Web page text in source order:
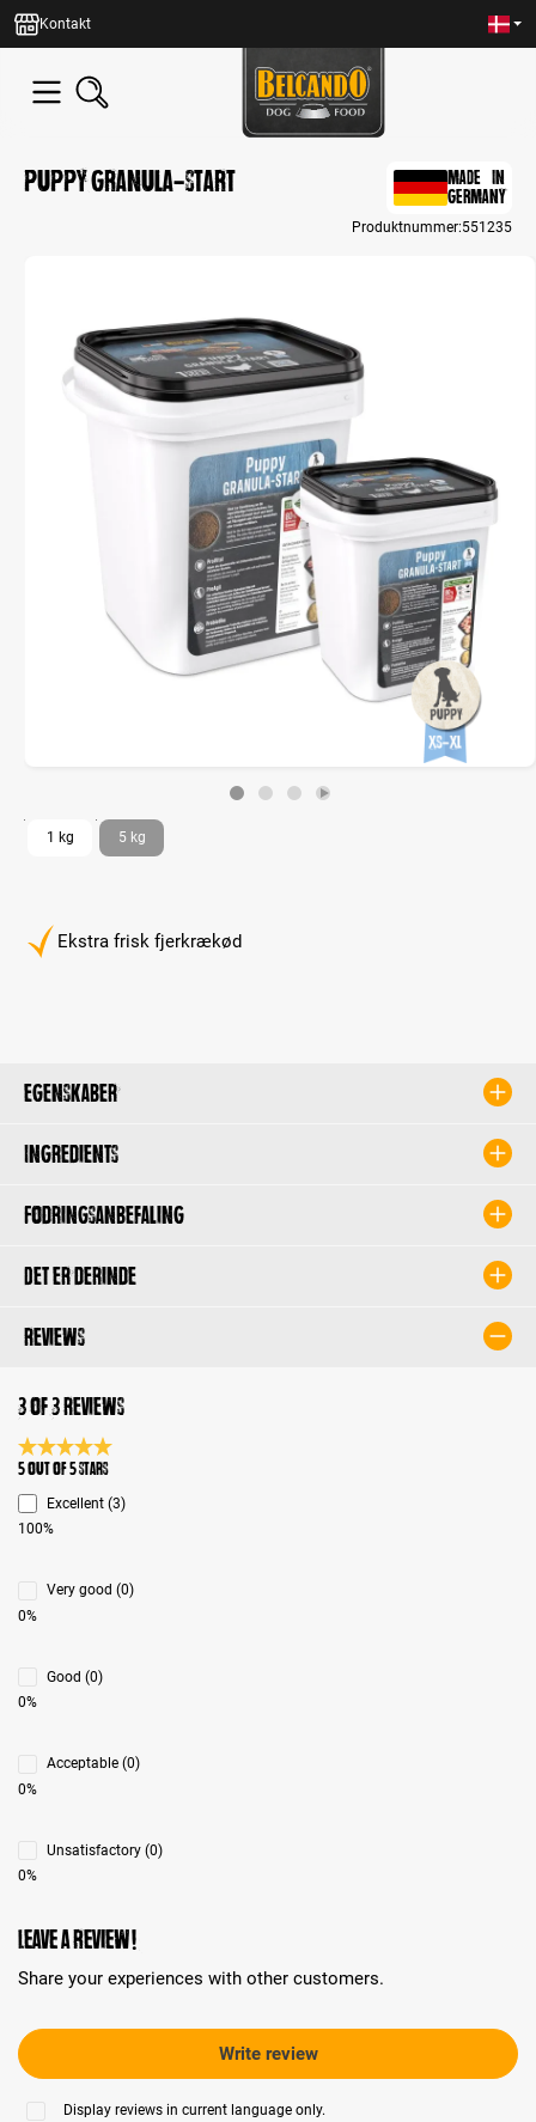
content
Kontakt
Puppy Granula-Start
MADE IN
GERMANY
Produktnummer:551235
Ekstra frisk fjerkrækød
1 kg 5 kg
Egenskaber
Ingredients
Fodringsanbefaling
Det er derinde
Reviews
3 of 3 reviews
Average rating 5 of 5 Stars
5 out of 5 stars
Excellent (3)
100%
Very good (0)
0%
Good (0)
0%
Acceptable (0)
0%
Unsatisfactory (0)
0%
Leave a review!
Share your experiences with other customers.
Write review
Display reviews in current language only.